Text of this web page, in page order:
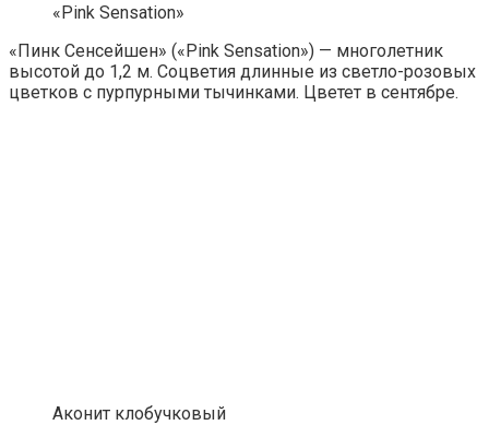
«Pink Sensation»
«Пинк Сенсейшен» («Pink Sensation») — многолетник
высотой до 1,2 м. Соцветия длинные из светло-розовых
цветков с пурпурными тычинками. Цветет в сентябре.
Аконит клобучковый